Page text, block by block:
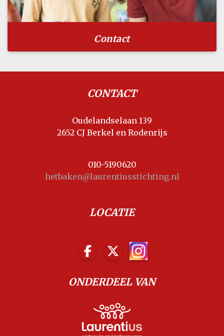
Contact
CONTACT
Oudelandselaan 139
2652 CJ Berkel en Rodenrijs
010-5190620
hetbaken@laurentiusstichting.nl
LOCATIE
ONDERDEEL VAN